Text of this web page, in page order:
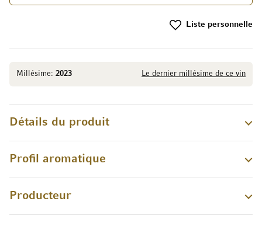
Millésime: 2023 Le dernier millésime de ce vin
Liste personnelle
Détails du produit
Profil aromatique
Producteur